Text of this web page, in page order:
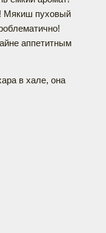
Мякиш пуховый
аппетитным
в хале, она